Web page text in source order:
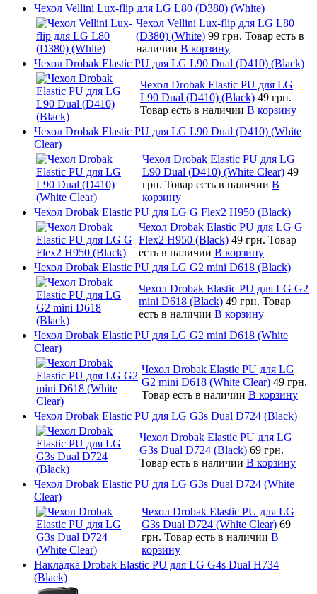
Чехол Vellini Lux-flip для LG L80 (D380) (White)
Чехол Vellini Lux-flip для LG L80
(D380) (White) 99 грн. Товар есть в
наличии В корзину
Чехол Drobak Elastic PU для LG L90 Dual (D410) (Black)
Чехол Drobak Elastic PU для LG
L90 Dual (D410) (Black) 49 грн.
Товар есть в наличии В корзину
Чехол Drobak Elastic PU для LG L90 Dual (D410) (White
Clear)
Чехол Drobak Elastic PU для LG
L90 Dual (D410) (White Clear) 49
грн. Товар есть в наличии В
корзину
Чехол Drobak Elastic PU для LG G Flex2 H950 (Black)
Чехол Drobak Elastic PU для LG G
Flex2 H950 (Black) 49 грн. Товар
есть в наличии В корзину
Чехол Drobak Elastic PU для LG G2 mini D618 (Black)
Чехол Drobak Elastic PU для LG G2
mini D618 (Black) 49 грн. Товар
есть в наличии В корзину
Чехол Drobak Elastic PU для LG G2 mini D618 (White
Clear)
Чехол Drobak Elastic PU для LG
G2 mini D618 (White Clear) 49 грн.
Товар есть в наличии В корзину
Чехол Drobak Elastic PU для LG G3s Dual D724 (Black)
Чехол Drobak Elastic PU для LG
G3s Dual D724 (Black) 69 грн.
Товар есть в наличии В корзину
Чехол Drobak Elastic PU для LG G3s Dual D724 (White
Clear)
Чехол Drobak Elastic PU для LG
G3s Dual D724 (White Clear) 69
грн. Товар есть в наличии В
корзину
Накладка Drobak Elastic PU для LG G4s Dual H734
(Black)